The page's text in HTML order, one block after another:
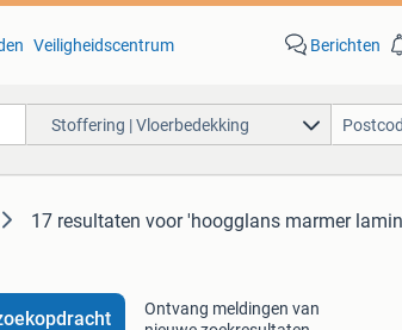
Veiligheidscentrum Berichten
Stoffering | Vloerbedekking
17 resultaten voor 'hoogglans marmer
Ontvang meldingen van